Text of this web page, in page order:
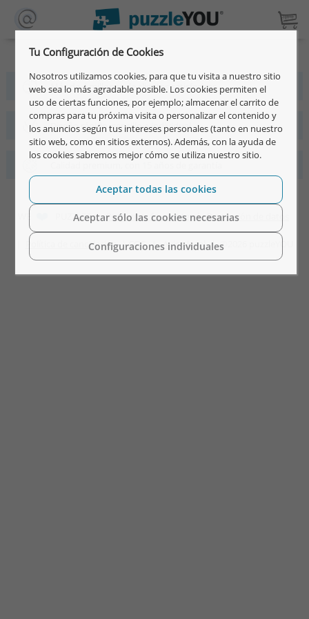
Más de 4 millones de clientes satisfechos
Diseño rápido, sencillo e individual
PUZZLES |Preguntas frecuentes|Protección de datos
Política de cancelación|CGC|Aviso legal | ©2026 puzzleYOU
Tu Configuración de Cookies
Nosotros utilizamos cookies, para que tu visita a nuestro sitio
web sea lo más agradable posible. Los cookies permiten el
uso de ciertas funciones, por ejemplo; almacenar el carrito de
compras para tu próxima visita o personalizar el contenido y
los anuncios según tus intereses personales (tanto en nuestro
sitio web, como en sitios externos). Además, con la ayuda de
los cookies sabremos mejor cómo se utiliza nuestro sitio.
Configuraciones individuales
Aceptar sólo las cookies necesarias
Aceptar todas las cookies